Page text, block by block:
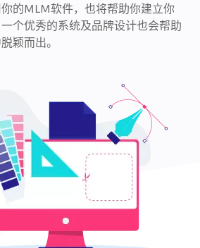
的MLM软件，也将帮助你建立你
个优秀的系统及品牌设计也会帮助
颖而出。